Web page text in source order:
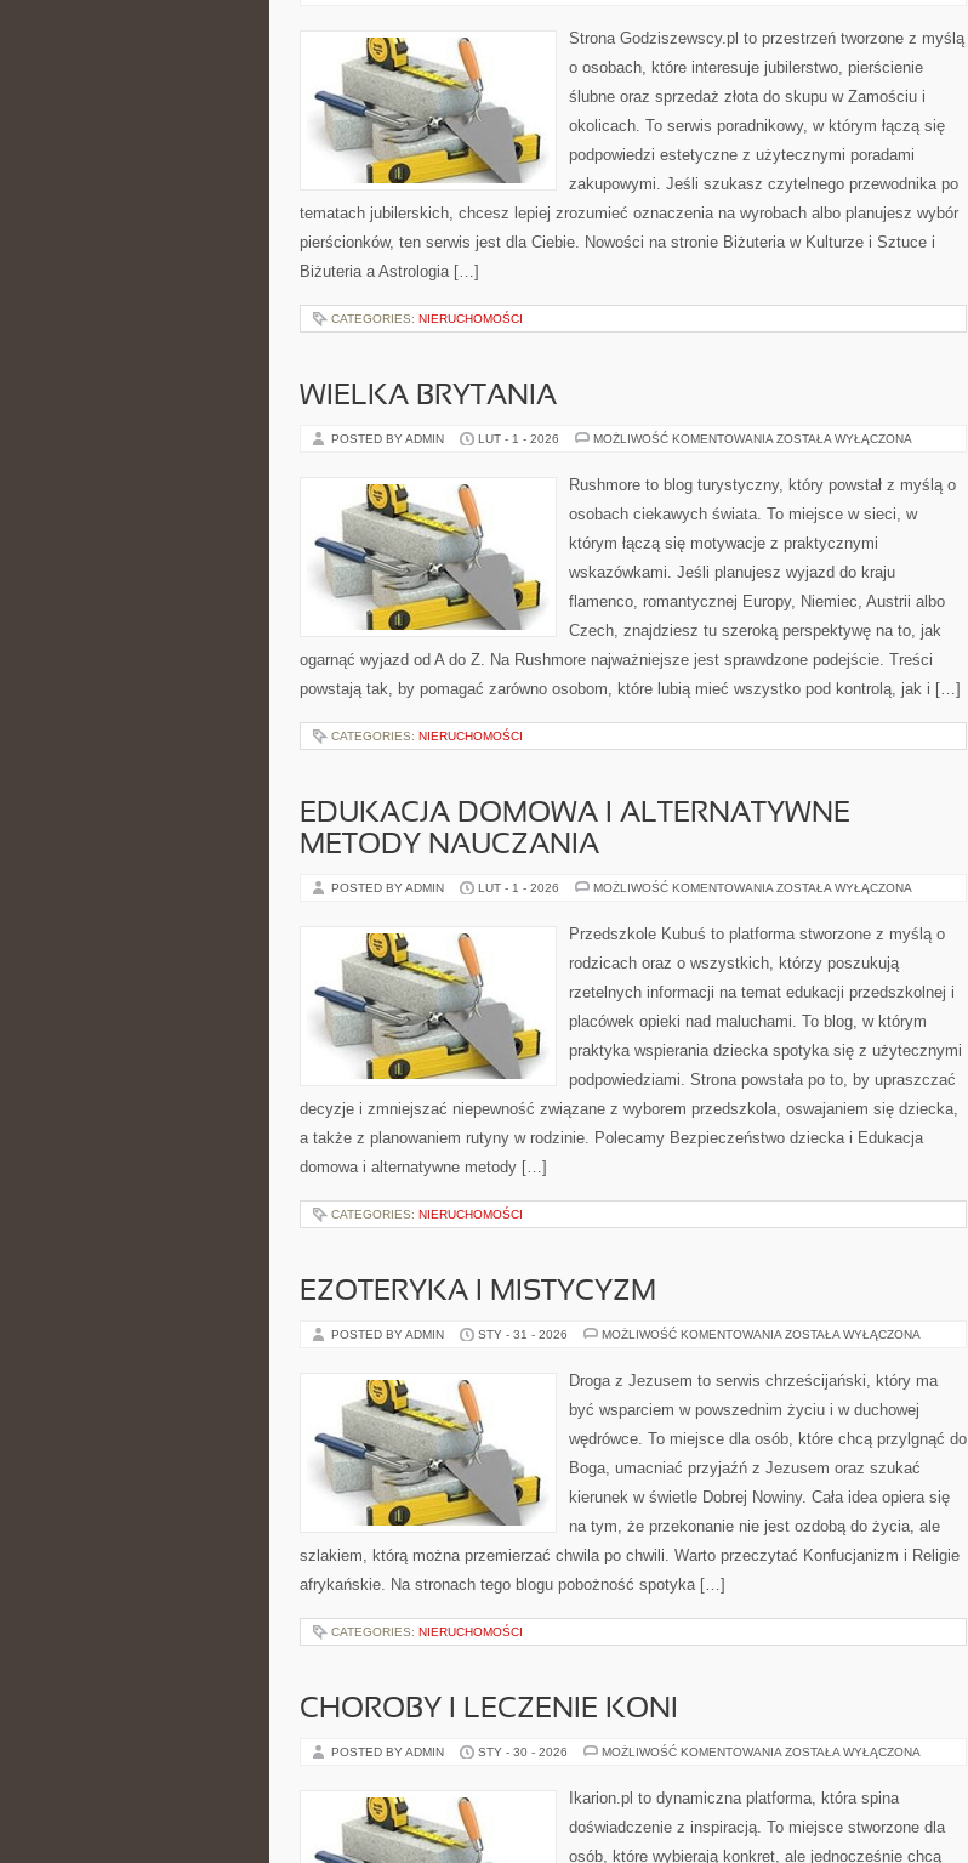
BIŻUTERII
Strona Godziszewscy.pl to przestrzeń tworzone z myślą
o osobach, które interesuje jubilerstwo, pierścienie
ślubne oraz sprzedaż złota do skupu w Zamościu i
okolicach. To serwis poradnikowy, w którym łączą się
podpowiedzi estetyczne z użytecznymi poradami
zakupowymi. Jeśli szukasz czytelnego przewodnika po
tematach jubilerskich, chcesz lepiej zrozumieć oznaczenia na wyrobach albo planujesz wybór
pierścionków, ten serwis jest dla Ciebie. Nowości na stronie Biżuteria w Kulturze i Sztuce i
Biżuteria a Astrologia […]
CATEGORIES: NIERUCHOMOŚCI
WIELKA BRYTANIA
POSTED BY ADMIN LUT - 1 - 2026 MOŻLIWOŚĆ KOMENTOWANIA WIELKA
ZOSTAŁA WYŁĄCZONA
Rushmore to blog turystyczny, który powstał z myślą o
osobach ciekawych świata. To miejsce w sieci, w
którym łączą się motywacje z praktycznymi
wskazówkami. Jeśli planujesz wyjazd do kraju
flamenco, romantycznej Europy, Niemiec, Austrii albo
Czech, znajdziesz tu szeroką perspektywę na to, jak
ogarnąć wyjazd od A do Z. Na Rushmore najważniejsze jest sprawdzone podejście. Treści
powstają tak, by pomagać zarówno osobom, które lubią mieć wszystko pod kontrolą, jak i […]
CATEGORIES: NIERUCHOMOŚCI
EDUKACJA DOMOWA I ALTERNATYWNE
METODY NAUCZANIA
POSTED BY ADMIN LUT - 1 - 2026 MOŻLIWOŚĆ KOMENTOWANIA EDUKACJA
ALTERNATYWNE
METODY
ZOSTAŁA WYŁĄCZONA
Przedszkole Kubuś to platforma stworzone z myślą o
rodzicach oraz o wszystkich, którzy poszukują
rzetelnych informacji na temat edukacji przedszkolnej i
placówek opieki nad maluchami. To blog, w którym
praktyka wspierania dziecka spotyka się z użytecznymi
podpowiedziami. Strona powstała po to, by upraszczać
decyzje i zmniejszać niepewność związane z wyborem przedszkola, oswajaniem się dziecka,
a także z planowaniem rutyny w rodzinie. Polecamy Bezpieczeństwo dziecka i Edukacja
domowa i alternatywne metody […]
CATEGORIES: NIERUCHOMOŚCI
EZOTERYKA I MISTYCYZM
POSTED BY ADMIN STY - 31 - 2026 MOŻLIWOŚĆ KOMENTOWANIA EZOTERYKA
ZOSTAŁA WYŁĄCZONA
Droga z Jezusem to serwis chrześcijański, który ma
być wsparciem w powszednim życiu i w duchowej
wędrówce. To miejsce dla osób, które chcą przylgnąć do
Boga, umacniać przyjaźń z Jezusem oraz szukać
kierunek w świetle Dobrej Nowiny. Cała idea opiera się
na tym, że przekonanie nie jest ozdobą do życia, ale
szlakiem, którą można przemierzać chwila po chwili. Warto przeczytać Konfucjanizm i Religie
afrykańskie. Na stronach tego blogu pobożność spotyka […]
CATEGORIES: NIERUCHOMOŚCI
CHOROBY I LECZENIE KONI
POSTED BY ADMIN STY - 30 - 2026 MOŻLIWOŚĆ KOMENTOWANIA CHOROBY
ZOSTAŁA WYŁĄCZONA
Ikarion.pl to dynamiczna platforma, która spina
doświadczenie z inspiracją. To miejsce stworzone dla
osób, które wybierają konkret, ale jednocześnie chcą